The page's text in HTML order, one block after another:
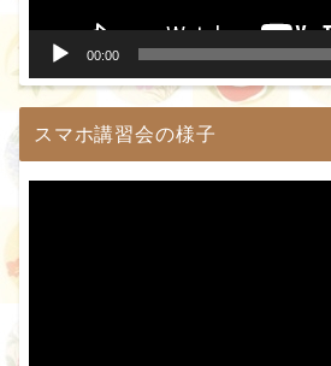
00:00
スマホ講習会の様子